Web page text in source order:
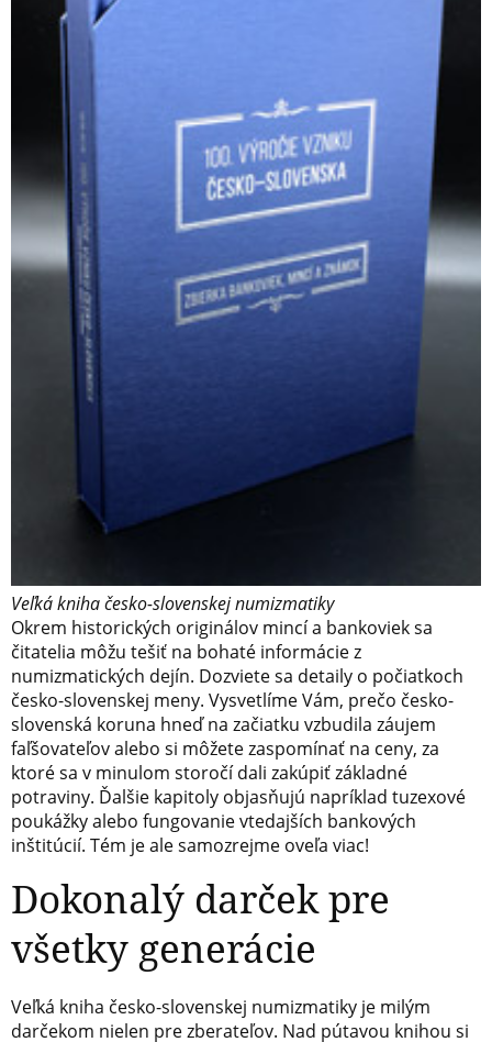
Veľká kniha česko-slovenskej numizmatiky
Okrem historických originálov mincí a bankoviek sa
čitatelia môžu tešiť na bohaté informácie z
numizmatických dejín. Dozviete sa detaily o počiatkoch
česko-slovenskej meny. Vysvetlíme Vám, prečo česko-
slovenská koruna hneď na začiatku vzbudila záujem
faľšovateľov alebo si môžete zaspomínať na ceny, za
ktoré sa v minulom storočí dali zakúpiť základné
potraviny. Ďalšie kapitoly objasňujú napríklad tuzexové
poukážky alebo fungovanie vtedajších bankových
inštitúcií. Tém je ale samozrejme oveľa viac!
Dokonalý darček pre
všetky generácie
Veľká kniha česko-slovenskej numizmatiky je milým
darčekom nielen pre zberateľov. Nad pútavou knihou si